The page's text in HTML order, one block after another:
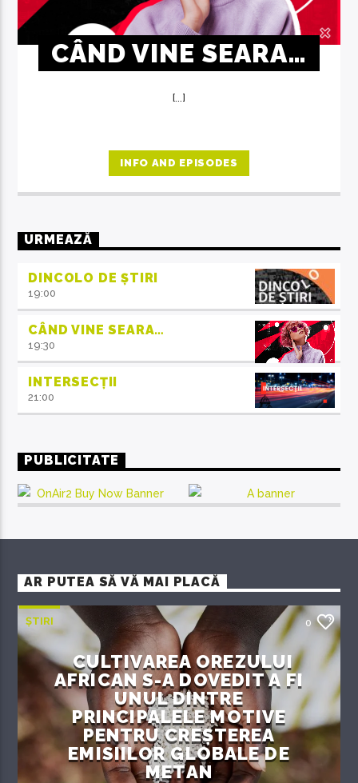
CÂND VINE SEARA…
[...]
INFO AND EPISODES
URMEAZĂ
DINCOLO DE ȘTIRI
19:00
CÂND VINE SEARA…
19:30
INTERSECȚII
21:00
PUBLICITATE
AR PUTEA SĂ VĂ MAI PLACĂ
ȘTIRI 0
CULTIVAREA OREZULUI
AFRICAN S-A DOVEDIT A FI
UNUL DINTRE
PRINCIPALELE MOTIVE
PENTRU CREȘTEREA
EMISIILOR GLOBALE DE
METAN